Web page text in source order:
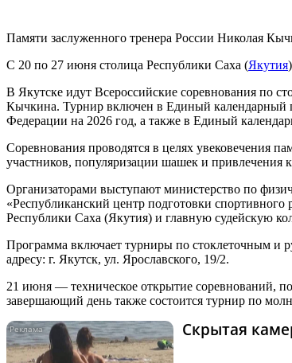
Памяти заслуженного тренера России Николая
С 20 по 27 июня столица Республики Саха (Якутия
В Якутске идут Всероссийские соревнования по
Кычкина. Турнир включен в Единый календарный
Федерации на 2026 год, а также в Единый
Соревнования проводятся в целях увековечения
участников, популяризации шашек и привлечения
Организаторами выступают министерство по
«Республиканский центр подготовки
Республики Саха (Якутия) и главную судейскую
Программа включает турниры по стоклеточным и
адресу: г. Якутск, ул. Ярославского, 19/2.
21 июня — техническое открытие соревнований,
завершающий день также состоится турнир по
Скрытая